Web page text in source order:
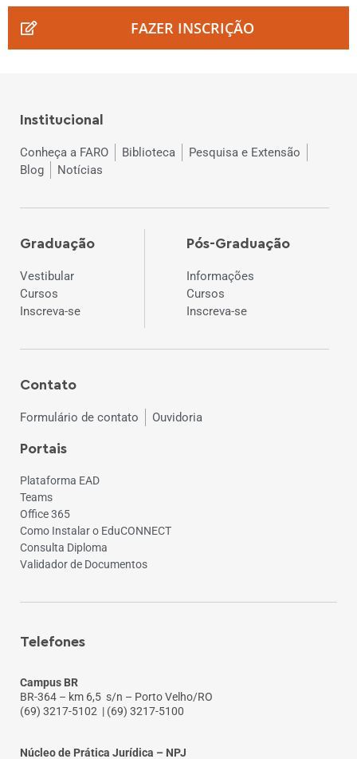
FAZER INSCRIÇÃO
Institucional
Conheça a FARO Biblioteca
Pesquisa e Extensão
Blog
Notícias
Graduação
Vestibular
Cursos
Inscreva-se
Pós-Graduação
Informações
Cursos
Inscreva-se
Contato
Formulário de contato Ouvidoria
Portais
Plataforma EAD
Teams
Office 365
Como Instalar o EduCONNECT
Consulta Diploma
Validador de Documentos
Telefones
Campus BR
BR-364 – km 6,5 s/n – Porto Velho/RO
(69) 3217-5102 | (69) 3217-5100
Núcleo de Prática Jurídica – NPJ